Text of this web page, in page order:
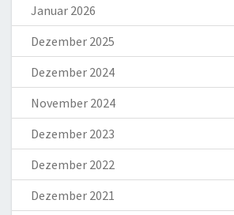
Januar 2026
Dezember 2025
Dezember 2024
November 2024
Dezember 2023
Dezember 2022
Dezember 2021